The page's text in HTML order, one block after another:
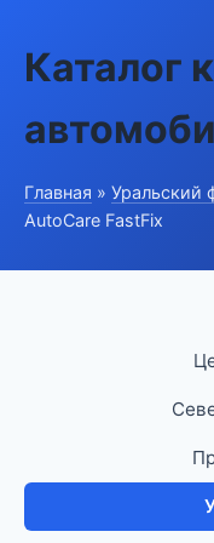
Каталог
Главная » Уральский
AutoCare FastFix